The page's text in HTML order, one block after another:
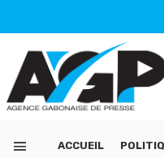
ACCUEIL